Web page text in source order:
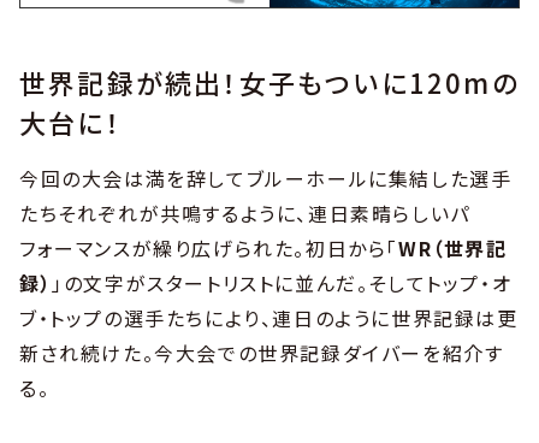
世界記録が続出！女子もついに120mの
大台に！
今回の大会は満を辞してブルーホールに集結した選手
たちそれぞれが共鳴するように、連日素晴らしいパ
フォーマンスが繰り広げられた。初日から「WR（世界記
録） 」の文字がスタートリストに並んだ。そしてトップ・オ
ブ・トップの選手たちにより、連日のように世界記録は更
新され続けた。今大会での世界記録ダイバーを紹介す
る。